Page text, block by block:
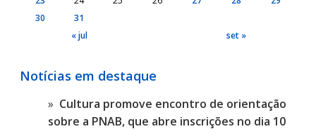
30
31
« jul
set »
Notícias em destaque
Cultura promove encontro de orientação
sobre a PNAB, que abre inscrições no dia 10